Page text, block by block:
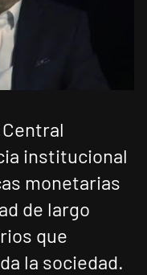
institucional
monetarias
de largo
que
la sociedad.